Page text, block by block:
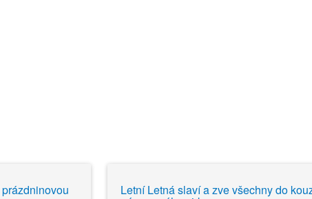
Letní Letná slaví a zve všechny do